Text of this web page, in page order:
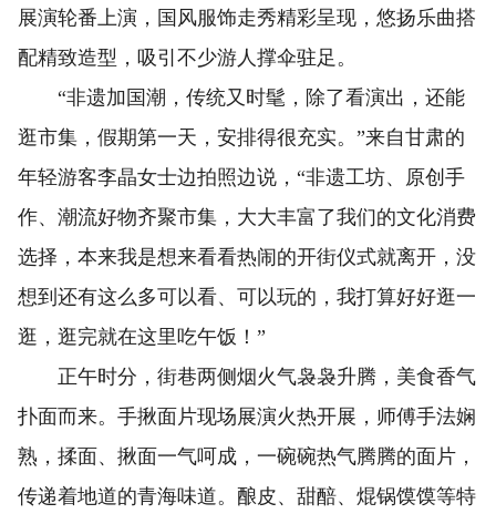
展演轮番上演，国风服饰走秀精彩呈现，悠扬乐曲搭
配精致造型，吸引不少游人撑伞驻足。
“非遗加国潮，传统又时髦，除了看演出，还能
逛市集，假期第一天，安排得很充实。”来自甘肃的
年轻游客李晶女士边拍照边说，“非遗工坊、原创手
作、潮流好物齐聚市集，大大丰富了我们的文化消费
选择，本来我是想来看看热闹的开街仪式就离开，没
想到还有这么多可以看、可以玩的，我打算好好逛一
逛，逛完就在这里吃午饭！”
正午时分，街巷两侧烟火气袅袅升腾，美食香气
扑面而来。手揪面片现场展演火热开展，师傅手法娴
熟，揉面、揪面一气呵成，一碗碗热气腾腾的面片，
传递着地道的青海味道。酿皮、甜醅、焜锅馍馍等特